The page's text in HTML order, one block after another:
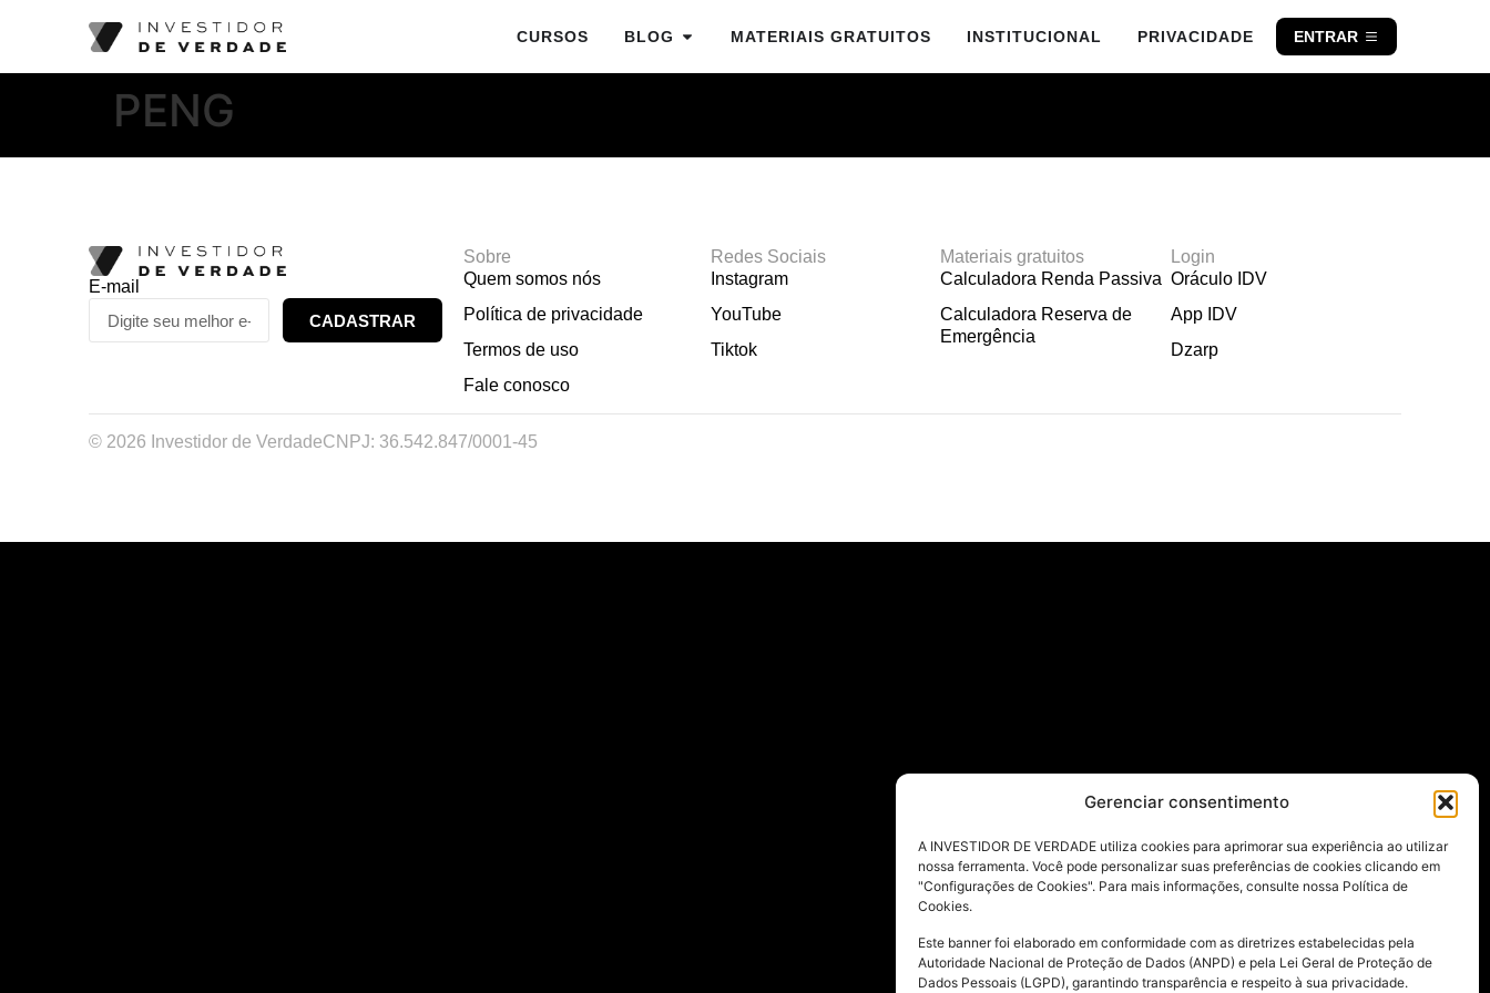
Gerenciar consentimento
A INVESTIDOR DE VERDADE utiliza cookies para aprimorar sua experiência ao utilizar
nossa ferramenta. Você pode personalizar suas preferências de cookies clicando em
"Configurações de Cookies". Para mais informações, consulte nossa Política de
Cookies.
Este banner foi elaborado em conformidade com as diretrizes estabelecidas pela
Autoridade Nacional de Proteção de Dados (ANPD) e pela Lei Geral de Proteção de
Dados Pessoais (LGPD), garantindo transparência e respeito à sua privacidade.
CURSOS BLOG MATERIAIS GRATUITOS INSTITUCIONAL PRIVACIDADE ENTRAR
PENG
E-mail
CADASTRAR
Sobre
Quem somos nós
Política de privacidade
Termos de uso
Fale conosco
Redes Sociais
Instagram
YouTube
Tiktok
Materiais gratuitos
Calculadora Renda Passiva
Calculadora Reserva de
Emergência
Login
Oráculo IDV
App IDV
Dzarp
© 2026 Investidor de VerdadeCNPJ: 36.542.847/0001-45